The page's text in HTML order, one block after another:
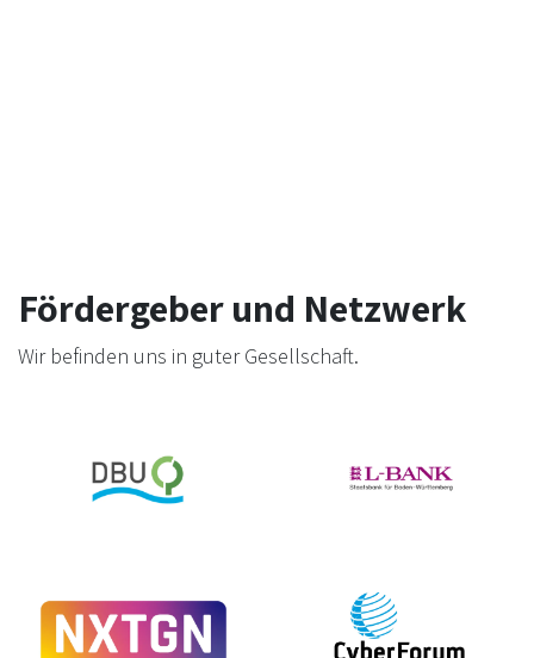
Fördergeber und Netzwerk
Wir befinden uns in guter Gesellschaft.